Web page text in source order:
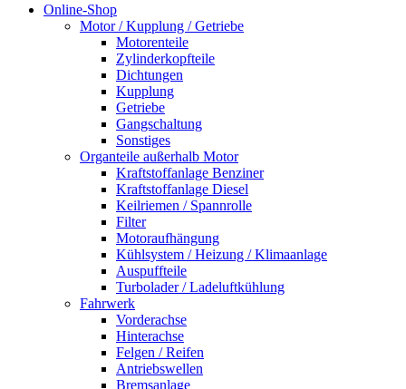
Online-Shop
Motor / Kupplung / Getriebe
Motorenteile
Zylinderkopfteile
Dichtungen
Kupplung
Getriebe
Gangschaltung
Sonstiges
Organteile außerhalb Motor
Kraftstoffanlage Benziner
Kraftstoffanlage Diesel
Keilriemen / Spannrolle
Filter
Motoraufhängung
Kühlsystem / Heizung / Klimaanlage
Auspuffteile
Turbolader / Ladeluftkühlung
Fahrwerk
Vorderachse
Hinterachse
Felgen / Reifen
Antriebswellen
Bremsanlage